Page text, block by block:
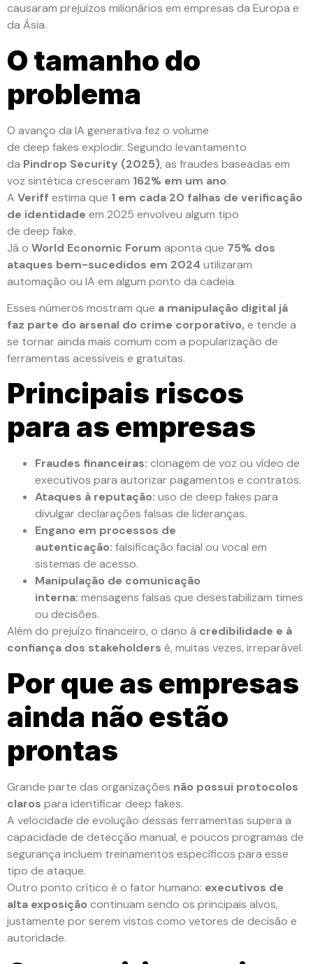
causaram prejuízos milionários em empresas da Europa e
da Ásia.
O tamanho do
problema
O avanço da IA generativa fez o volume
de deep fakes explodir. Segundo levantamento
da Pindrop Security (2025), as fraudes baseadas em
voz sintética cresceram 162% em um ano.
A Veriff estima que 1 em cada 20 falhas de verificação
de identidade em 2025 envolveu algum tipo
de deep fake.
Já o World Economic Forum aponta que 75% dos
ataques bem-sucedidos em 2024 utilizaram
automação ou IA em algum ponto da cadeia.
Esses números mostram que a manipulação digital já
faz parte do arsenal do crime corporativo, e tende a
se tornar ainda mais comum com a popularização de
ferramentas acessíveis e gratuitas.
Principais riscos
para as empresas
Fraudes financeiras: clonagem de voz ou vídeo de
executivos para autorizar pagamentos e contratos.
Ataques à reputação: uso de deep fakes para
divulgar declarações falsas de lideranças.
Engano em processos de
autenticação: falsificação facial ou vocal em
sistemas de acesso.
Manipulação de comunicação
interna: mensagens falsas que desestabilizam times
ou decisões.
Além do prejuízo financeiro, o dano à credibilidade e à
confiança dos stakeholders é, muitas vezes, irreparável.
Por que as empresas
ainda não estão
prontas
Grande parte das organizações não possui protocolos
claros para identificar deep fakes.
A velocidade de evolução dessas ferramentas supera a
capacidade de detecção manual, e poucos programas de
segurança incluem treinamentos específicos para esse
tipo de ataque.
Outro ponto crítico é o fator humano: executivos de
alta exposição continuam sendo os principais alvos,
justamente por serem vistos como vetores de decisão e
autoridade.